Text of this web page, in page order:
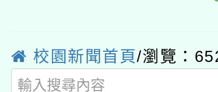
動」
開 智慧啟航」
校園新聞首頁/瀏覽：